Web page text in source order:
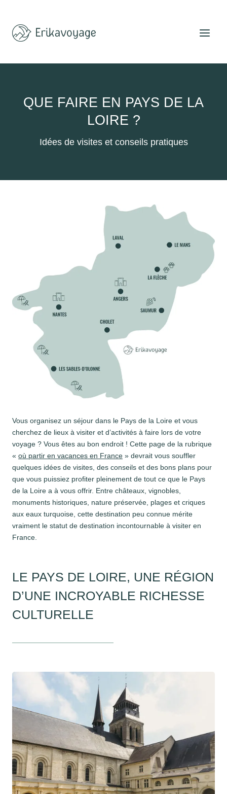
contenu
QUE FAIRE EN PAYS DE LA
LOIRE ?
Idées de visites et conseils pratiques
Vous organisez un séjour dans le Pays de la Loire et vous
cherchez de lieux à visiter et d’activités à faire lors de votre
voyage ? Vous êtes au bon endroit ! Cette page de la rubrique
« où partir en vacances en France » devrait vous souffler
quelques idées de visites, des conseils et des bons plans pour
que vous puissiez profiter pleinement de tout ce que le Pays
de la Loire a à vous offrir. Entre châteaux, vignobles,
monuments historiques, nature préservée, plages et criques
aux eaux turquoise, cette destination peu connue mérite
vraiment le statut de destination incontournable à visiter en
France.
LE PAYS DE LOIRE, UNE RÉGION
D’UNE INCROYABLE RICHESSE
CULTURELLE